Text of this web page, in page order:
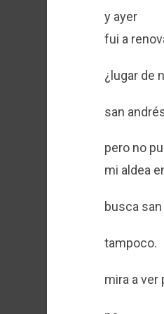
y ayer
fui a
¿lugar de
san
pero no
mi aldea
busca
tampoco.
mira a ver